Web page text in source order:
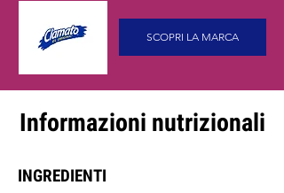
SCOPRI LA MARCA
Informazioni nutrizionali
INGREDIENTI